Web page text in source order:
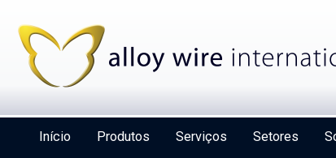
Início Produtos Serviços Setores